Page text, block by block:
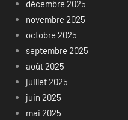
décembre 2025
novembre 2025
octobre 2025
septembre 2025
août 2025
juillet 2025
juin 2025
mai 2025